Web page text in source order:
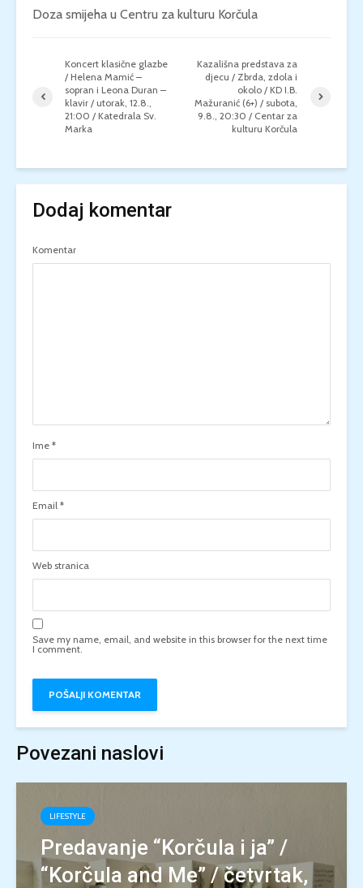
Doza smijeha u Centru za kulturu Korčula
Koncert klasične glazbe
/ Helena Mamić –
sopran i Leona Duran –
klavir / utorak, 12.8.,
21:00 / Katedrala Sv.
Marka
Kazališna predstava za
djecu / Zbrda, zdola i
okolo / KD I.B.
Mažuranić (6+) / subota,
9.8., 20:30 / Centar za
kulturu Korčula
Dodaj komentar
Komentar
Ime *
Email *
Web stranica
Save my name, email, and website in this browser for the next time
I comment.
Povezani naslovi
LIFESTYLE
Predavanje “Korčula i ja” /
“Korčula and Me” / četvrtak,